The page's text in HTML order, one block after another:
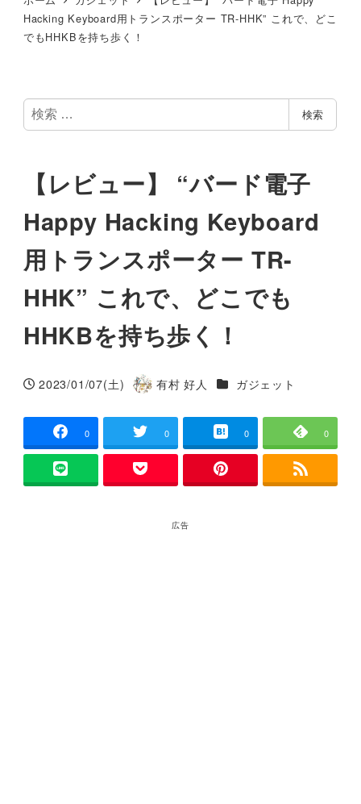
Hacking Keyboard用トランスポーター TR-HHK” これで、どこ
でもHHKBを持ち歩く！
検
索
検索
【レビュー】 “バード電子
Happy Hacking Keyboard
用トランスポーター TR-
HHK” これで、どこでも
HHKBを持ち歩く！
投稿日
2023/01/07(土)
著
有村 好人 カテゴリー
ガジェット
0 0 0 0
広告